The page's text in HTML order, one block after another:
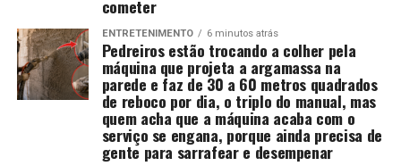
cometer
ENTRETENIMENTO 6 minutos atrás
Pedreiros estão trocando a colher pela
máquina que projeta a argamassa na
parede e faz de 30 a 60 metros quadrados
de reboco por dia, o triplo do manual, mas
quem acha que a máquina acaba com o
serviço se engana, porque ainda precisa de
gente para sarrafear e desempenar